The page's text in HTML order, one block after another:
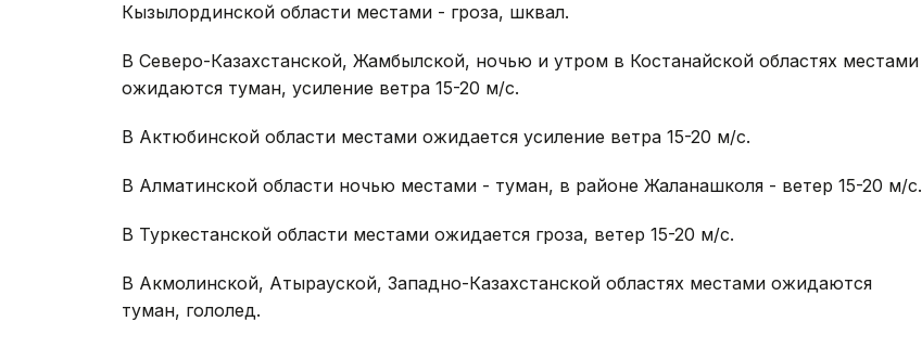
Кызылординской области местами - гроза, шквал.
В Северо-Казахстанской, Жамбылской, ночью и утром в Костанайской областях местами
ожидаются туман, усиление ветра 15-20 м/с.
В Актюбинской области местами ожидается усиление ветра 15-20 м/с.
В Алматинской области ночью местами - туман, в районе Жаланашколя - ветер 15-20 м/с.
В Туркестанской области местами ожидается гроза, ветер 15-20 м/с.
В Акмолинской, Атырауской, Западно-Казахстанской областях местами ожидаются
туман, гололед.